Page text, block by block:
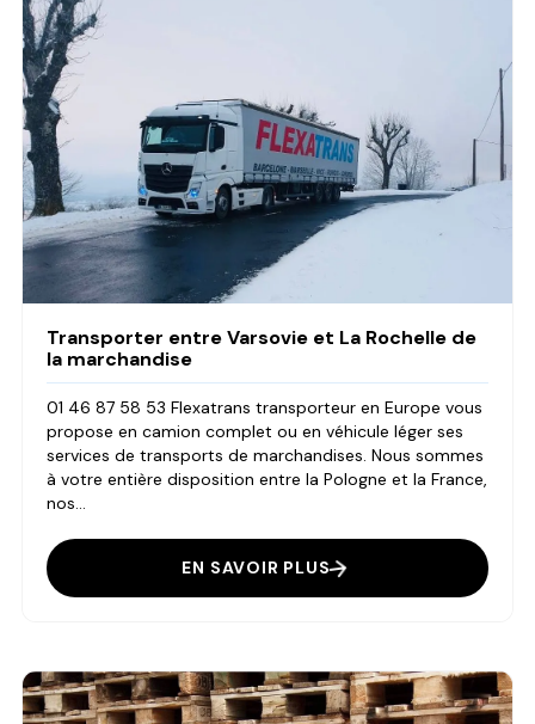
Transporter entre Varsovie et La Rochelle de
la marchandise
01 46 87 58 53 Flexatrans transporteur en Europe vous
propose en camion complet ou en véhicule léger ses
services de transports de marchandises. Nous sommes
à votre entière disposition entre la Pologne et la France,
nos...
EN SAVOIR PLUS